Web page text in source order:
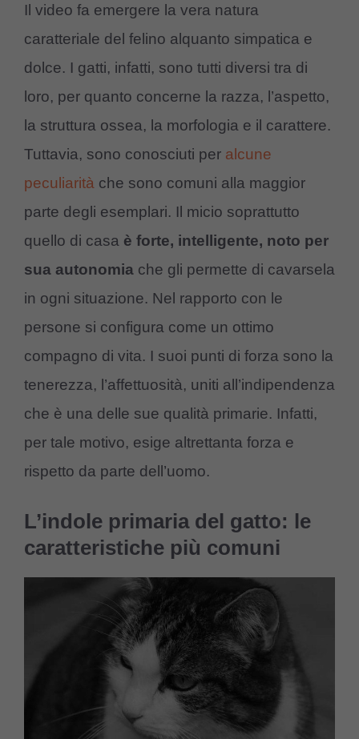
Il video fa emergere la vera natura
caratteriale del felino alquanto simpatica e
dolce. I gatti, infatti, sono tutti diversi tra di
loro, per quanto concerne la razza, l’aspetto,
la struttura ossea, la morfologia e il carattere.
Tuttavia, sono conosciuti per alcune
peculiarità che sono comuni alla maggior
parte degli esemplari. Il micio soprattutto
quello di casa è forte, intelligente, noto per
sua autonomia che gli permette di cavarsela
in ogni situazione. Nel rapporto con le
persone si configura come un ottimo
compagno di vita. I suoi punti di forza sono la
tenerezza, l’affettuosità, uniti all’indipendenza
che è una delle sue qualità primarie. Infatti,
per tale motivo, esige altrettanta forza e
rispetto da parte dell’uomo.
L’indole primaria del gatto: le
caratteristiche più comuni